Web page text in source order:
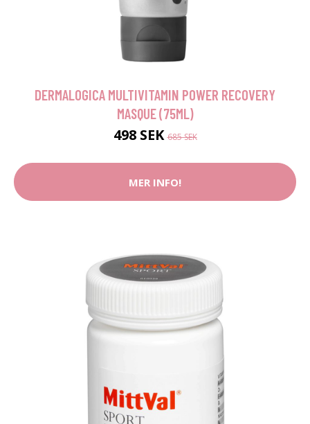
DERMALOGICA MULTIVITAMIN POWER RECOVERY
MASQUE (75ML)
498 SEK685 SEK
MER INFO!